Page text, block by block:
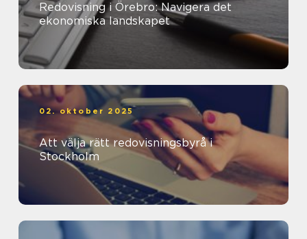
Redovisning i Örebro: Navigera det
ekonomiska landskapet
02. oktober 2025
Att välja rätt redovisningsbyrå i
Stockholm